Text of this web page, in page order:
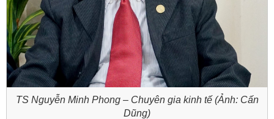
TS Nguyễn Minh Phong – Chuyên gia kinh tế (Ảnh: Cấn
Dũng)